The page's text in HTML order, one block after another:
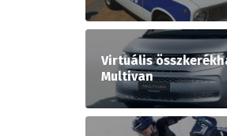
Virtuális
Multivan